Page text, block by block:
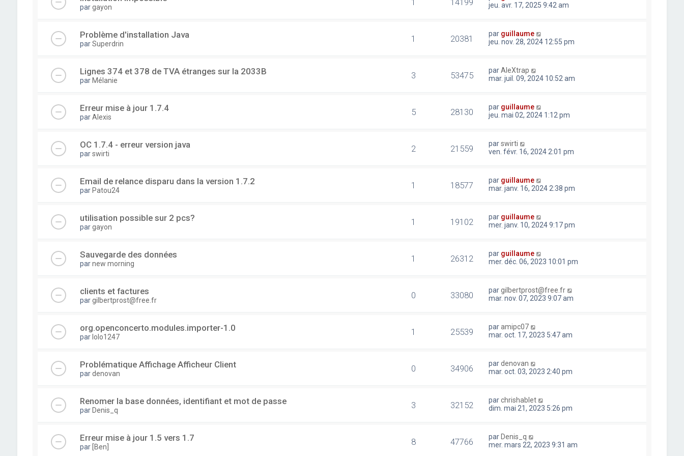
pargayon
jeu. avr. 17, 2025 9:42 am
Problème d'installation Java
parSuperdrin 1 20381 par guillaume
jeu. nov. 28, 2024 12:55 pm
Lignes 374 et 378 de TVA étranges sur la 2033B
par Mélanie 3 53475 parAleXtrap
mar. juil. 09, 2024 10:52 am
Erreur mise à jour 1.7.4
parAlexis 5 28130 par guillaume
jeu. mai 02, 2024 1:12 pm
OC 1.7.4 - erreur version java
parswirti 2 21559 parswirti
ven. févr. 16, 2024 2:01 pm
Email de relance disparu dans la version 1.7.2
par Patou24 1 18577 par guillaume
mar. janv. 16, 2024 2:38 pm
utilisation possible sur 2 pcs?
pargayon 1 19102 par guillaume
mer. janv. 10, 2024 9:17 pm
Sauvegarde des données
parnew morning 1 26312 par guillaume
mer. déc. 06, 2023 10:01 pm
clients et factures
pargilbertprost@free.fr 0 33080 pargilbertprost@free.fr
mar. nov. 07, 2023 9:07 am
org.openconcerto.modules.importer-1.0
par lolo1247 1 25539 paramipc07
mar. oct. 17, 2023 5:47 am
Problématique Affichage Afficheur Client
pardenovan 0 34906 pardenovan
mar. oct. 03, 2023 2:40 pm
Renomer la base données, identifiant et mot de passe
par Denis_q 3 32152 parchrishablet
dim. mai 21, 2023 5:26 pm
Erreur mise à jour 1.5 vers 1.7
par [Ben] 8 47766 par Denis_q
mer. mars 22, 2023 9:31 am